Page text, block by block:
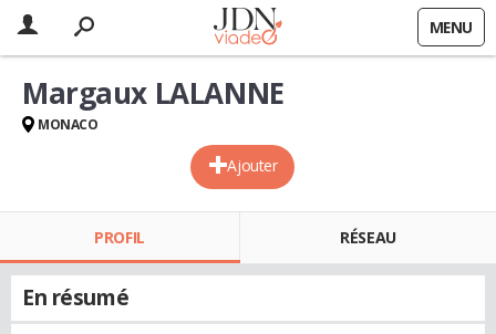
MENU
Ajouter
Margaux LALANNE
MONACO
PROFIL RÉSEAU
En résumé